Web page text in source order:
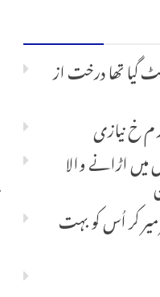
گیا تھا درختاز
م خ نیازی
میں اڑانے والا
کر اُس کو بہت